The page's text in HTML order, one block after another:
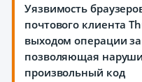
Уязвимость
почтового клиента
выходом операции
позволяющая
произвольный код